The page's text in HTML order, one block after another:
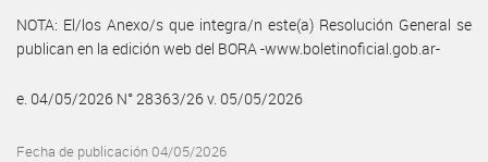
NOTA: El/los Anexo/s que integra/n este(a) Resolución General se
publican en la edición web del BORA -www.boletinoficial.gob.ar-
e. 04/05/2026 N° 28363/26 v. 05/05/2026
Fecha de publicación 04/05/2026